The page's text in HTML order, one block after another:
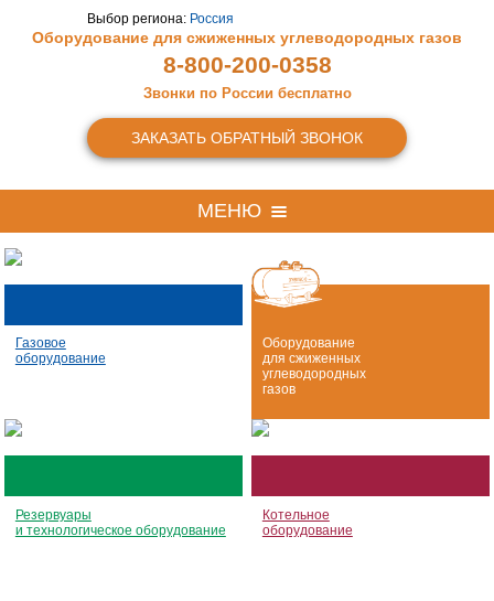
Выбор региона: Россия
Оборудование для сжиженных углеводородных газов
8-800-200-0358
Звонки по России бесплатно
ЗАКАЗАТЬ ОБРАТНЫЙ ЗВОНОК
МЕНЮ
Газовое
оборудование
Оборудование
для сжиженных
углеводородных
газов
Резервуары
и технологическое оборудование
Котельное
оборудование